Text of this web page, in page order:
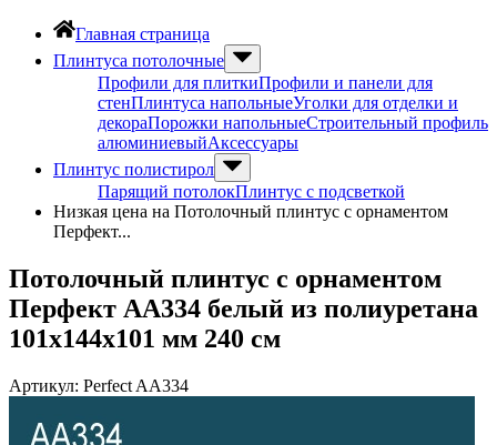
Главная страница
Плинтуса потолочные
Профили для плиткиПрофили и панели для
стенПлинтуса напольныеУголки для отделки и
декораПорожки напольныеСтроительный профиль
алюминиевыйАксессуары
Плинтус полистирол
Парящий потолокПлинтус с подсветкой
Низкая цена на Потолочный плинтус с орнаментом
Перфект...
Потолочный плинтус с орнаментом
Перфект AA334 белый из полиуретана
101х144х101 мм 240 см
Артикул: Perfect AA334